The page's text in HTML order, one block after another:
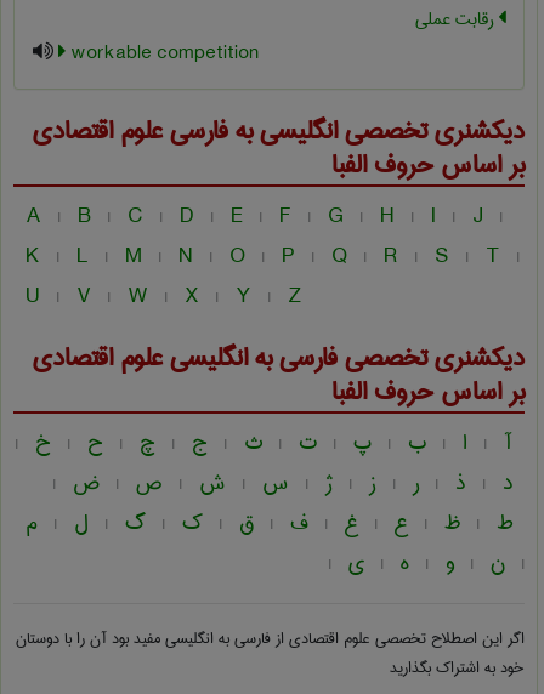
رقابت عملی
workable competition
دیکشنری تخصصی انگلیسی به فارسیعلوم اقتصادی
بر اساس حروف الفبا
A | B | C | D | E | F | G | H | I | J |
K | L | M | N | O | P | Q | R | S | T |
U | V | W | X | Y | Z
دیکشنری تخصصی فارسی به انگلیسیعلوم اقتصادی
بر اساس حروف الفبا
آ | ا | ب | پ | ت | ث | ج | چ | ح | خ |
د | ذ | ر | ز | ژ | س | ش | ص | ض |
ط | ظ | ع | غ | ف | ق | ک | گ | ل | م
| ن | و | ه | ی |
اگر این اصطلاح تخصصی علوم اقتصادی از فارسی به انگلیسیمفید بود آن را با دوستان
خود به اشتراک بگذارید